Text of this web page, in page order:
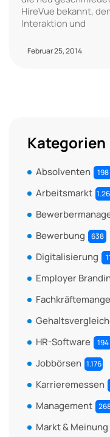
HireVue bekannt,
Interaktion und
Februar 25, 2014
Kategorien
Absolventen 198
Arbeitsmarkt
Bewerbung 638
Digitalisierung
Employer
HR-Software 194
Jobbörsen 1.176
Karrieremessen
Management
Markt & Meinung